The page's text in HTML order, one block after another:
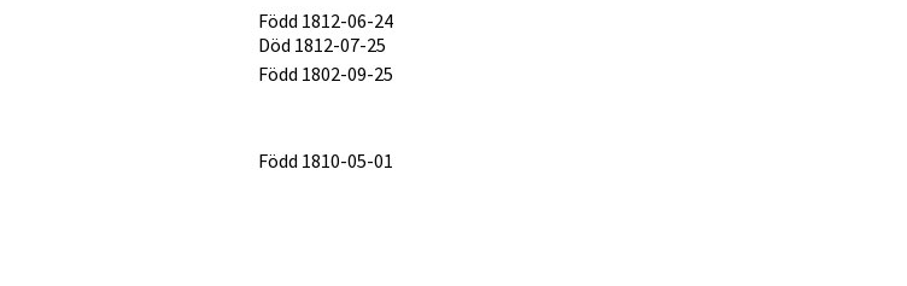
Född 1812-06-24
Död 1812-07-25
Född 1802-09-25
Född 1810-05-01